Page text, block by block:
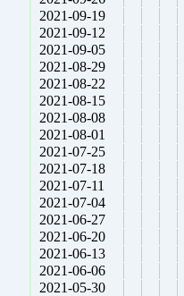
2021-09-19
2021-09-12
2021-09-05
2021-08-29
2021-08-22
2021-08-15
2021-08-08
2021-08-01
2021-07-25
2021-07-18
2021-07-11
2021-07-04
2021-06-27
2021-06-20
2021-06-13
2021-06-06
2021-05-30